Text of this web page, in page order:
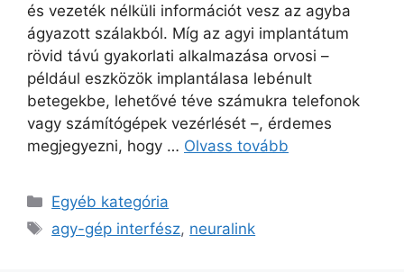
és vezeték nélküli információt vesz az agyba
ágyazott szálakból. Míg az agyi implantátum
rövid távú gyakorlati alkalmazása orvosi –
például eszközök implantálasa lebénult
betegekbe, lehetővé téve számukra telefonok
vagy számítógépek vezérlését –, érdemes
megjegyezni, hogy … Olvass tovább
Kategória
Egyéb kategória
Címkék
agy-gép interfész, neuralink